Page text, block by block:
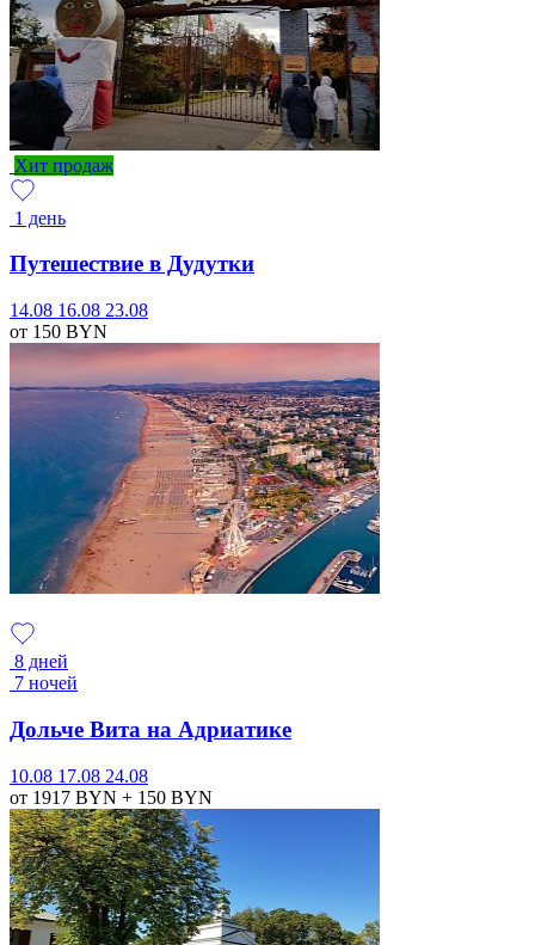
Хит продаж
1 день
Путешествие в Дудутки
14.08 16.08 23.08
от 150 BYN
8 дней
7 ночей
Дольче Вита на Адриатике
10.08 17.08 24.08
от 1917 BYN + 150 BYN